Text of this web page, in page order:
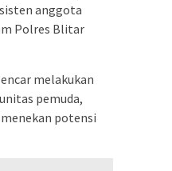
anggota
Polres Blitar
melakukan
pemuda,
potensi